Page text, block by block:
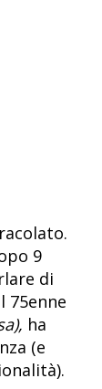
9
di
75enne
ha
(e